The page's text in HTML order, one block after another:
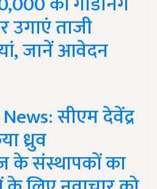
ताजी
जानें आवेदन
सीएम देवेंद्र
ध्रुव
के संस्थापकों का